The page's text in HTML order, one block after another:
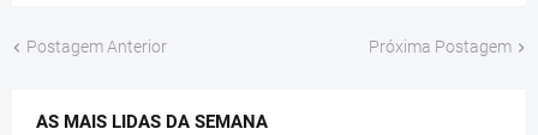
Postagem Anterior Próxima Postagem
AS MAIS LIDAS DA SEMANA